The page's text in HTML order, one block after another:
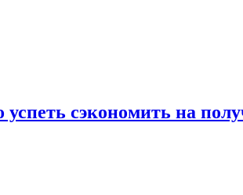
успеть сэкономить на